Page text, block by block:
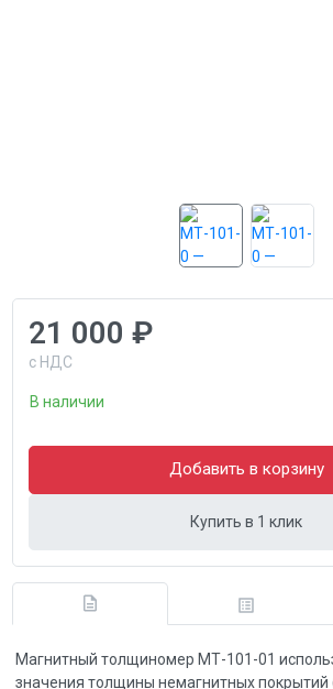
21 000 ₽
с НДС
В наличии
Добавить в корзину
Купить в 1 клик
Магнитный толщиномер МТ-101-01
значения толщины немагнитных покрытий